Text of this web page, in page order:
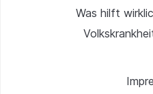
Was hilft